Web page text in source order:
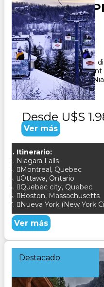
CANADA
Duración:
7Días6Noches
Paquete Turistico de 7
Montreal, Quebec,
Boston, Cataratas del
CONSULTAR
Desde U$S
Ver más
Itinerario:
Niagara Falls
Montreal, Quebec
Ottawa, Ontario
Quebec city, Quebec
Boston, Massachusetts
Nueva York (New York
Ver más
Destacado